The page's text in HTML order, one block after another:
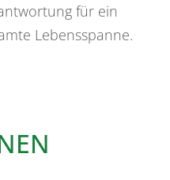
für ein
Lebensspanne.